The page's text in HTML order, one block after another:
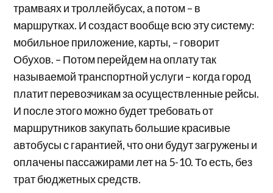
трамваях и троллейбусах, а потом – в
маршрутках. И создаст вообще всю эту систему:
мобильное приложение, карты, – говорит
Обухов. – Потом перейдем на оплату так
называемой транспортной услуги – когда город
платит перевозчикам за осуществленные рейсы.
И после этого можно будет требовать от
маршрутников закупать большие красивые
автобусы с гарантией, что они будут загружены и
оплачены пассажирами лет на 5-10. То есть, без
трат бюджетных средств.